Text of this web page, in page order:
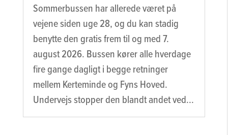
Sommerbussen har allerede været på
vejene siden uge 28, og du kan stadig
benytte den gratis frem til og med 7.
august 2026. Bussen kører alle hverdage
fire gange dagligt i begge retninger
mellem Kerteminde og Fyns Hoved.
Undervejs stopper den blandt andet ved...